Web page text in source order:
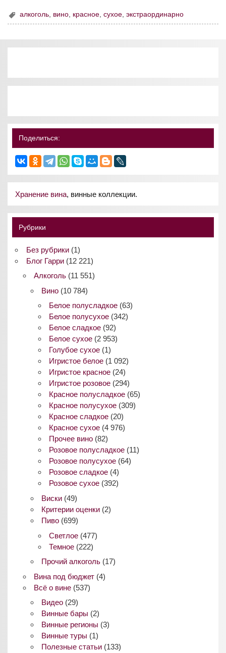
алкоголь, вино, красное,сухое,экстраординарно
Поделиться:
Хранение вина, винные коллекции.
Рубрики
Без рубрики(1)
Блог Гарри(12 221)
Алкоголь(11 551)
Вино(10 784)
Белое полусладкое (63)
Белое полусухое (342)
Белое сладкое (92)
Белое сухое (2 953)
Голубое сухое (1)
Игристое белое (1 092)
Игристое красное (24)
Игристое розовое (294)
Красное полусладкое (65)
Красное полусухое (309)
Красное сладкое (20)
Красное сухое (4 976)
Прочее вино (82)
Розовое полусладкое (11)
Розовое полусухое (64)
Розовое сладкое (4)
Розовое сухое (392)
Виски(49)
Критерии оценки(2)
Пиво(699)
Светлое (477)
Темное (222)
Прочий алкоголь(17)
Вина под бюджет(4)
Всё о вине(537)
Видео(29)
Винные бары (2)
Винные регионы (3)
Винные туры (1)
Полезные статьи(133)